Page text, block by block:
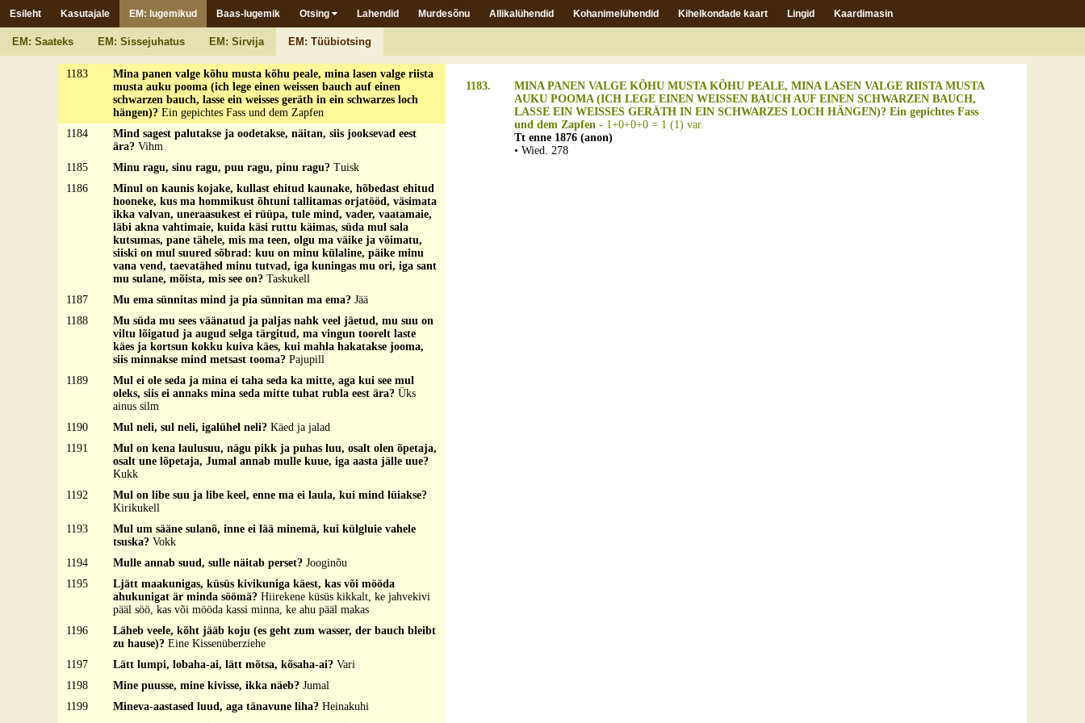
Esileht Kasutajale EM: lugemikud Baas-lugemik Otsing Lahendid Murdesõnu Allikalühendid Kohanimelühendid Kihelkondade kaart Lingid Kaardimasin
EM: Saateks EM: Sissejuhatus EM: Sirvija EM: Tüübiotsing
1181
Mina kõndse mäkke pitti, jänes jukerd jõkke pitti?Inimese vari
1182
Mina mees märgutu, mul on seitse perset, kaheksas oli karvaauk;
kui ühte liigutan, siis teised kõik röögatavad?
1183
Mina panen valge kõhu musta kõhu peale, mina lasen valge riista
musta auku pooma (ich lege einen weissen bauch auf einen
schwarzen bauch, lasse ein weisses geräth in ein schwarzes loch
hängen)? Ein gepichtes Fass und dem Zapfen
1184
Mind sagest palutakse ja oodetakse, näitan, siis jooksevad eest
ära? Vihm
1185
Minu ragu, sinu ragu, puu ragu, pinu ragu? Tuisk
1186
Minul on kaunis kojake, kullast ehitud kaunake, hõbedast ehitud
hooneke, kus ma hommikust õhtuni tallitamas orjatööd, väsimata
ikka valvan, uneraasukest ei rüüpa, tule mind, vader, vaatamaie,
läbi akna vahtimaie, kuida käsi ruttu käimas, süda mul sala
kutsumas, pane tähele, mis ma teen, olgu ma väike ja võimatu,
siiski on mul suured sõbrad: kuu on minu külaline, päike minu
vana vend, taevatähed minu tutvad, iga kuningas mu ori, iga sant
mu sulane, mõista, mis see on? Taskukell
1187
Mu ema sünnitas mind ja pia sünnitan ma ema? Jää
1188
Mu süda mu sees väänatud ja paljas nahk veel jäetud, mu suu on
viltu lõigatud ja augud selga tärgitud, ma vingun toorelt laste
käes ja kortsun kokku kuiva käes, kui mahla hakatakse jooma,
siis minnakse mind metsast tooma? Pajupill
1189
Mul ei ole seda ja mina ei taha seda ka mitte, aga kui see mul
oleks, siis ei annaks mina seda mitte tuhat rubla eest ära? Üks
ainus silm
1190
Mul neli, sul neli, igalühel neli? Käed ja jalad
1191
Mul on kena laulusuu, nägu pikk ja puhas luu, osalt olen õpetaja,
osalt une lõpetaja, Jumal annab mulle kuue, iga aasta jälle uue?
Kukk
1192
Mul on libe suu ja libe keel, enne ma ei laula, kui mind lüiakse?
Kirikukell
1193
Mul um sääne sulanõ, inne ei lää minemä, kui külgluie vahele
tsuska? Vokk
1194
Mulle annab suud, sulle näitab perset? Jooginõu
1195
Ljätt maakunigas, küsüs kivikuniga käest, kas või mööda
ahukunigat är minda söömä? Hiirekene küsüs kikkalt, ke jahvekivi
pääl söö, kas või mööda kassi minna, ke ahu pääl makas
1196
Läheb veele, kõht jääb koju (es geht zum wasser, der bauch bleibt
zu hause)? Eine Kissenüberziehe
1197
Lätt lumpi, lobaha-ai, lätt mõtsa, kõsaha-ai? Vari
1198
Mine puusse, mine kivisse, ikka näeb? Jumal
1199
Mineva-aastased luud, aga tänavune liha? Heinakuhi
1183.
MINA PANEN VALGE KÕHU MUSTA KÕHU PEALE, MINA LASEN VALGE RIISTA MUSTA
AUKU POOMA (ICH LEGE EINEN WEISSEN BAUCH AUF EINEN SCHWARZEN BAUCH,
LASSE EIN WEISSES GERÄTH IN EIN SCHWARZES LOCH HÄNGEN)? Ein gepichtes Fass
und dem Zapfen - 1+0+0+0 = 1 (1) var.
Tt enne 1876 (anon)
• Wied. 278